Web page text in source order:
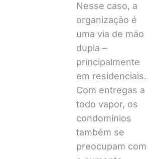
Nesse caso, a
organização é
uma via de mão
dupla –
principalmente
em residenciais.
Com entregas a
todo vapor, os
condomínios
também se
preocupam com